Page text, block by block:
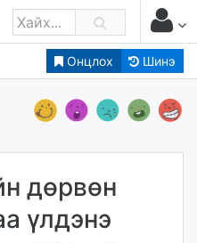
Онцлох Шинэ
дөрвөн
үлдэнэ